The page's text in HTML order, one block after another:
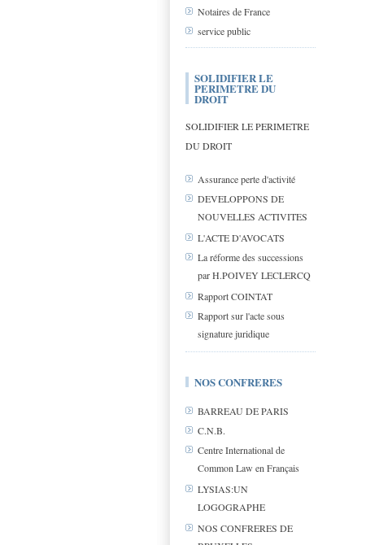
Notaires de France
service public
SOLIDIFIER LE
PERIMETRE DU
DROIT
SOLIDIFIER LE PERIMETRE
DU DROIT
Assurance perte d'activité
DEVELOPPONS DE
NOUVELLES ACTIVITES
L'ACTE D'AVOCATS
La réforme des successions
par H.POIVEY LECLERCQ
Rapport COINTAT
Rapport sur l'acte sous
signature juridique
NOS CONFRERES
BARREAU DE PARIS
C.N.B.
Centre International de
Common Law en Français
LYSIAS:UN
LOGOGRAPHE
NOS CONFRERES DE